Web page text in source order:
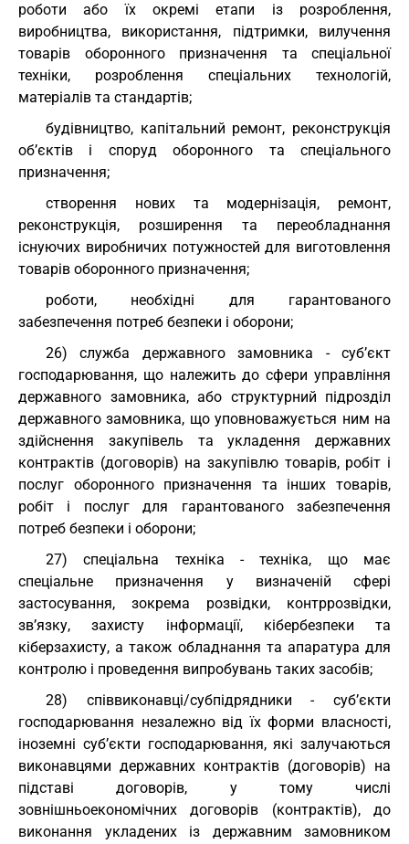
роботи або їх окремі етапи із розроблення,
виробництва, використання, підтримки, вилучення
товарів оборонного призначення та спеціальної
техніки, розроблення спеціальних технологій,
матеріалів та стандартів;
будівництво, капітальний ремонт, реконструкція
об’єктів і споруд оборонного та спеціального
призначення;
створення нових та модернізація, ремонт,
реконструкція, розширення та переобладнання
існуючих виробничих потужностей для виготовлення
товарів оборонного призначення;
роботи, необхідні для гарантованого
забезпечення потреб безпеки і оборони;
26) служба державного замовника - суб’єкт
господарювання, що належить до сфери управління
державного замовника, або структурний підрозділ
державного замовника, що уповноважується ним на
здійснення закупівель та укладення державних
контрактів (договорів) на закупівлю товарів, робіт і
послуг оборонного призначення та інших товарів,
робіт і послуг для гарантованого забезпечення
потреб безпеки і оборони;
27) спеціальна техніка - техніка, що має
спеціальне призначення у визначеній сфері
застосування, зокрема розвідки, контррозвідки,
зв’язку, захисту інформації, кібербезпеки та
кіберзахисту, а також обладнання та апаратура для
контролю і проведення випробувань таких засобів;
28) співвиконавці/субпідрядники - суб’єкти
господарювання незалежно від їх форми власності,
іноземні суб’єкти господарювання, які залучаються
виконавцями державних контрактів (договорів) на
підставі договорів, у тому числі
зовнішньоекономічних договорів (контрактів), до
виконання укладених із державним замовником